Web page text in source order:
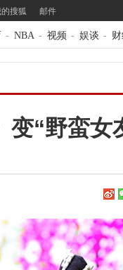
搜狐 邮件
- NBA - 视频 - 娱谈 -
变“野蛮女